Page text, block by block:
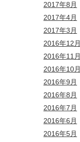
2017年8月
2017年4月
2017年3月
2016年12月
2016年11月
2016年10月
2016年9月
2016年8月
2016年7月
2016年6月
2016年5月